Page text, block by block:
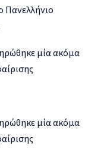
Πανελλήνιο